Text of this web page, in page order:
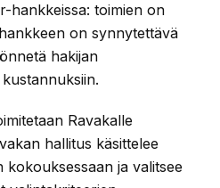
hankkeissa: toimien on
on synnytettävä
hakijan
Ravakalle
hallitus käsittelee
ja valitsee